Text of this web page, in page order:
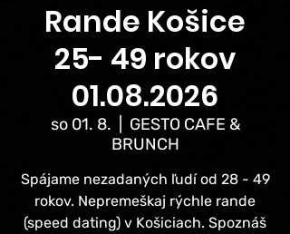
Rande Košice
25- 49 rokov
01.08.2026
so 01. 8.
GESTO CAFE &
BRUNCH
Spájame nezadaných ľudí od 28 - 49
rokov. Nepremeškaj rýchle rande
(speed dating) v Košiciach. Spoznáš